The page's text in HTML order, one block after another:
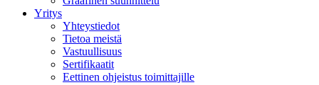
Yritys
Yhteystiedot
Tietoa meistä
Vastuullisuus
Sertifikaatit
Eettinen ohjeistus toimittajille